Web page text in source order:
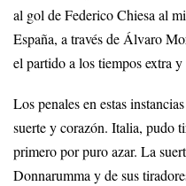
al gol de Federico Chiesa al
España, a través de Álvaro
el partido a los tiempos extra
Los penales en estas
suerte y corazón. Italia, pudo
primero por puro azar. La
Donnarumma y de sus